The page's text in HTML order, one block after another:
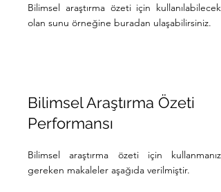
Bilimsel araştırma özeti için kullanılabilecek
olan sunu örneğine buradan ulaşabilirsiniz.
Bilimsel Araştırma Özeti
Performansı
Bilimsel araştırma özeti için kullanmanız
gereken makaleler aşağıda verilmiştir.